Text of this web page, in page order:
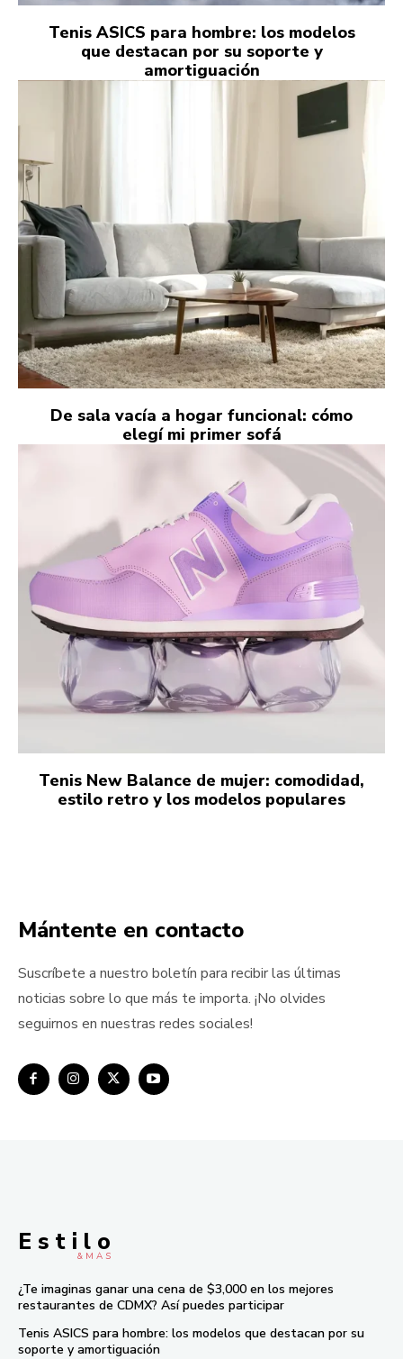
Tenis ASICS para hombre: los modelos
que destacan por su soporte y
amortiguación
De sala vacía a hogar funcional: cómo
elegí mi primer sofá
Tenis New Balance de mujer: comodidad,
estilo retro y los modelos populares
Mántente en contacto
Suscríbete a nuestro boletín para recibir las últimas
noticias sobre lo que más te importa. ¡No olvides
seguirnos en nuestras redes sociales!
E s t i l o
& M À S
¿Te imaginas ganar una cena de $3,000 en los mejores
restaurantes de CDMX? Así puedes participar
Tenis ASICS para hombre: los modelos que destacan por su
soporte y amortiguación